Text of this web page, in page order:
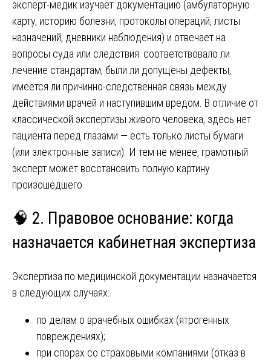
эксперт-медик изучает документацию (амбулаторную
карту, историю болезни, протоколы операций, листы
назначений, дневники наблюдения) и отвечает на
вопросы суда или следствия: соответствовало ли
лечение стандартам, были ли допущены дефекты,
имеется ли причинно-следственная связь между
действиями врачей и наступившим вредом. В отличие от
классической экспертизы живого человека, здесь нет
пациента перед глазами — есть только листы бумаги
(или электронные записи). И тем не менее, грамотный
эксперт может восстановить полную картину
произошедшего.
🧠 2. Правовое основание: когда
назначается кабинетная экспертиза
Экспертиза по медицинской документации назначается
в следующих случаях:
по делам о врачебных ошибках (ятрогенных
повреждениях);
при спорах со страховыми компаниями (отказ в